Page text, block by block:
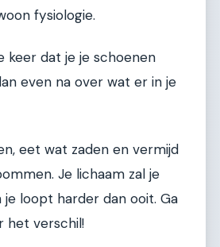
fysiologie.
keer dat je je schoenen
even na over wat er in je
eet wat zaden en vermijd
Je lichaam zal je
je loopt harder dan ooit. Ga
het verschil!